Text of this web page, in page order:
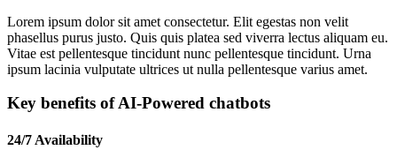
Lorem ipsum dolor sit amet consectetur. Elit egestas non velit
phasellus purus justo. Quis quis platea sed viverra lectus aliquam eu.
Vitae est pellentesque tincidunt nunc pellentesque tincidunt. Urna
ipsum lacinia vulputate ultrices ut nulla pellentesque varius amet.
Key benefits of AI-Powered chatbots
24/7 Availability